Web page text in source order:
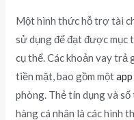
Một hình thức hỗ trợ tài
sử dụng để đạt được mục
cụ thể. Các khoản vay trả
tiền mặt, bao gồm một
phòng. Thẻ tín dụng và
hàng cá nhân là các hình